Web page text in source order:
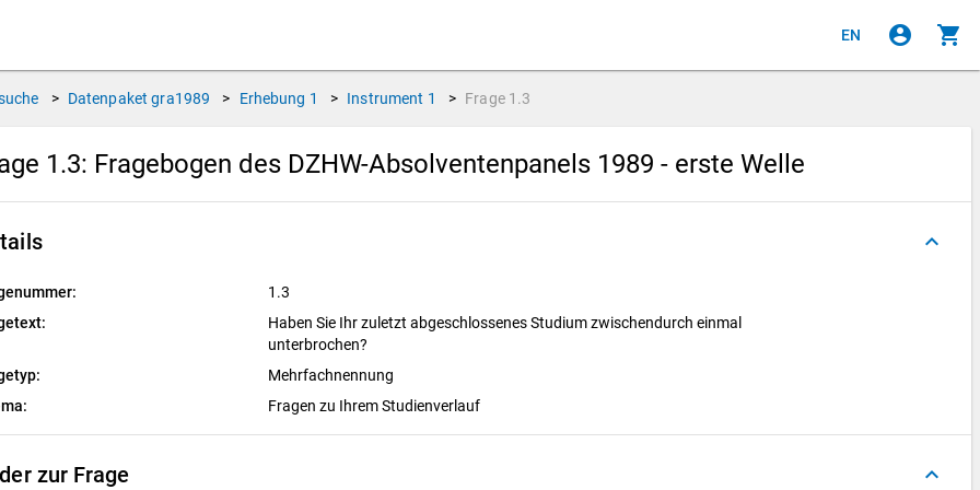
EN account_circle shopping_cart
> Datenpaket gra1989 > Erhebung 1 > Instrument 1 > Frage 1.3
1.3: Fragebogen des DZHW-Absolventenpanels 1989 - erste Welle
keyboard_arrow_up
1.3
Haben Sie Ihr zuletzt abgeschlossenes Studium zwischendurch einmal
unterbrochen?
Mehrfachnennung
Fragen zu Ihrem Studienverlauf
zur Frage keyboard_arrow_up